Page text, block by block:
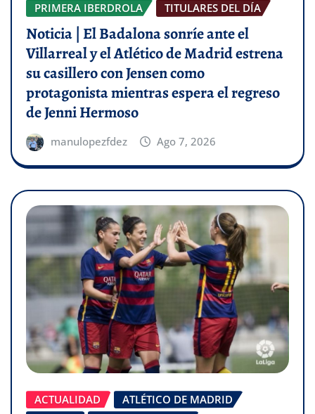
PRIMERA IBERDROLA
TITULARES DEL DÍA
Noticia | El Badalona sonríe ante el
Villarreal y el Atlético de Madrid estrena
su casillero con Jensen como
protagonista mientras espera el regreso
de Jenni Hermoso
manulopezfdez Ago 7, 2026
ACTUALIDAD
ATLÉTICO DE MADRID